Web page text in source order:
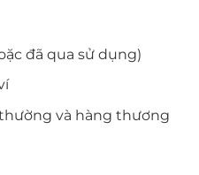
đã qua sử dụng)
và hàng thương